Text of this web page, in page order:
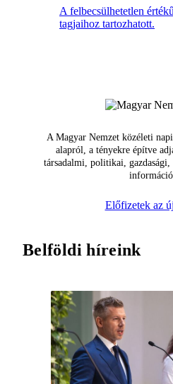
A felbecsülhetetlen
tagjaihoz tartozhatott.
A Magyar Nemzet közéleti
alapról, a tényekre építve
társadalmi, politikai,
Előfizetek az
Belföldi híreink